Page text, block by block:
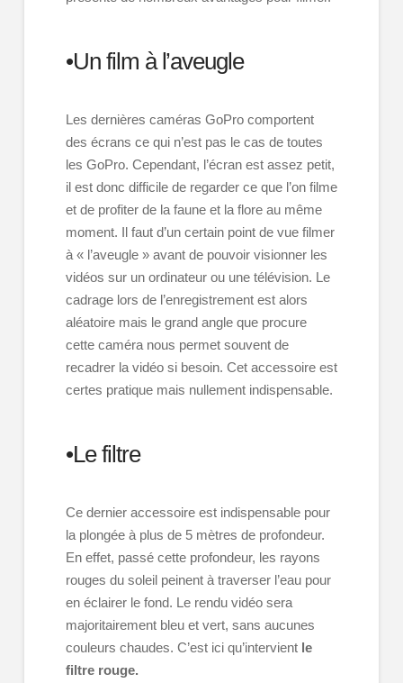
•Un film à l’aveugle
Les dernières caméras GoPro comportent
des écrans ce qui n’est pas le cas de toutes
les GoPro. Cependant, l’écran est assez petit,
il est donc difficile de regarder ce que l’on filme
et de profiter de la faune et la flore au même
moment. Il faut d’un certain point de vue filmer
à « l’aveugle » avant de pouvoir visionner les
vidéos sur un ordinateur ou une télévision. Le
cadrage lors de l’enregistrement est alors
aléatoire mais le grand angle que procure
cette caméra nous permet souvent de
recadrer la vidéo si besoin. Cet accessoire est
certes pratique mais nullement indispensable.
•Le filtre
Ce dernier accessoire est indispensable pour
la plongée à plus de 5 mètres de profondeur.
En effet, passé cette profondeur, les rayons
rouges du soleil peinent à traverser l’eau pour
en éclairer le fond. Le rendu vidéo sera
majoritairement bleu et vert, sans aucunes
couleurs chaudes. C’est ici qu’intervient le
filtre rouge.